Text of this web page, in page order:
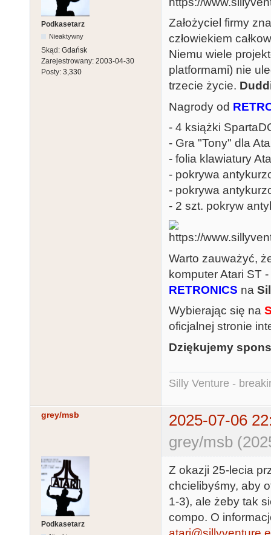
Podkasetarz
Nieaktywny
Skąd: Gdańsk
Zarejestrowany: 2003-04-30
Posty: 3,330
Założyciel firmy
człowiekiem
Niemu wiele
platformami) nie
trzecie życie.
Nagrody od
- 4 książki
- Gra "Tony" dla
- folia klawiatury
- pokrywa
- pokrywa
- 2 szt. pokryw
Warto zauważyć,
komputer Atari ST
RETRONICS na
Wybierając się na
oficjalnej stronie
Dziękujemy
Silly Venture -
grey/msb
2025-07-06
grey/msb
Podkasetarz
Z okazji 25-lecia
chcielibyśmy, aby
1-3), ale żeby tak
compo. O